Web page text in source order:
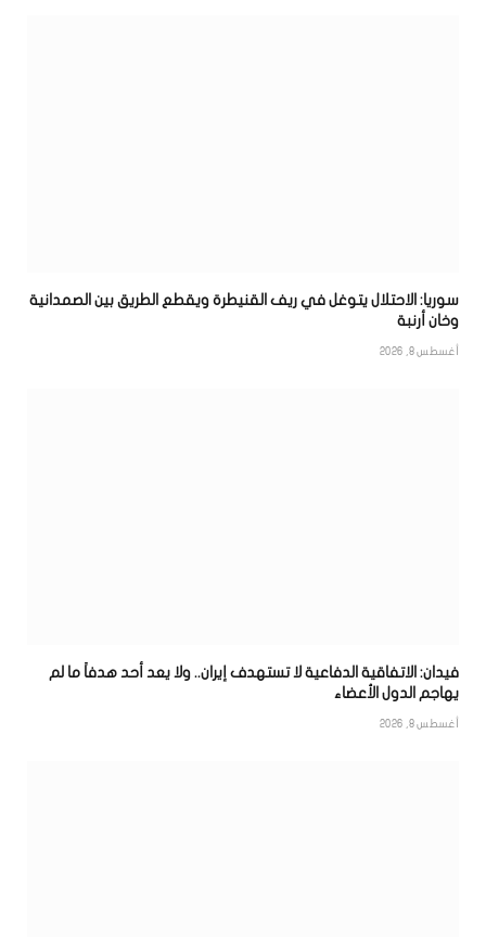
سوريا: الاحتلال يتوغل في ريف القنيطرة ويقطع الطريق بين الصمدانية
وخان أرنبة
أغسطس 8, 2026
فيدان: الاتفاقية الدفاعية لا تستهدف إيران.. ولا يعد أحد هدفاً ما لم
يهاجم الدول الأعضاء
أغسطس 8, 2026